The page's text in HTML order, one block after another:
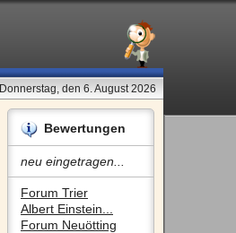
Donnerstag, den 6. August 2026
Bewertungen
neu eingetragen...
Forum Trier
Albert Einstein...
Forum Neuötting